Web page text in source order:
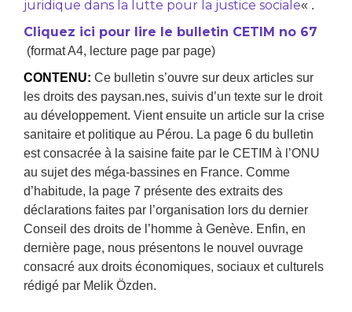
juridique dans la lutte pour la justice sociale« .
Cliquez ici pour lire le bulletin CETIM no 67
(format A4, lecture page par page)
CONTENU: Ce bulletin s’ouvre sur deux articles sur
les droits des paysan.nes, suivis d’un texte sur le droit
au développement. Vient ensuite un article sur la crise
sanitaire et politique au Pérou. La page 6 du bulletin
est consacrée à la saisine faite par le CETIM à l’ONU
au sujet des méga-bassines en France. Comme
d’habitude, la page 7 présente des extraits des
déclarations faites par l’organisation lors du dernier
Conseil des droits de l’homme à Genève. Enfin, en
dernière page, nous présentons le nouvel ouvrage
consacré aux droits économiques, sociaux et culturels
rédigé par Melik Özden.